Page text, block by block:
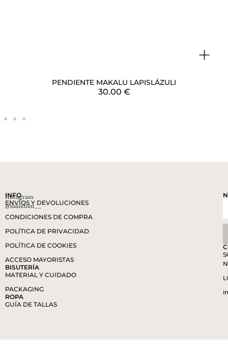
+
PENDIENTE MAKALU LAPISLÁZULI
30.00 €
Instagram
@mandum__
INFO
ENVÍOS Y DEVOLUCIONES
CONDICIONES DE COMPRA
POLÍTICA DE PRIVACIDAD
POLÍTICA DE COOKIES
ACCESO MAYORISTAS
BISUTERÍA
MATERIAL Y CUIDADO
PACKAGING
ROPA
GUÍA DE TALLAS